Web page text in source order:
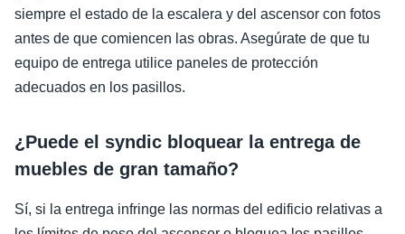
siempre el estado de la escalera y del ascensor con fotos
antes de que comiencen las obras. Asegúrate de que tu
equipo de entrega utilice paneles de protección
adecuados en los pasillos.
¿Puede el syndic bloquear la entrega de
muebles de gran tamaño?
Sí, si la entrega infringe las normas del edificio relativas a